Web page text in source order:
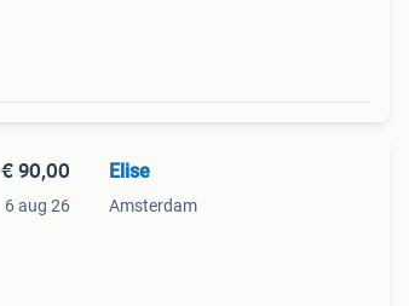
€ 90,00
6 aug 26
Elise
Amsterdam